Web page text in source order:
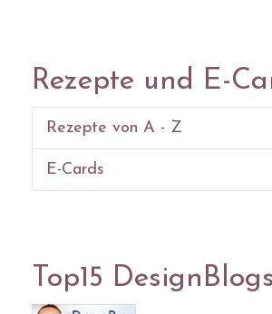
Rezepte und E-
Rezepte von A - Z
E-Cards
Top15 DesignBlogs